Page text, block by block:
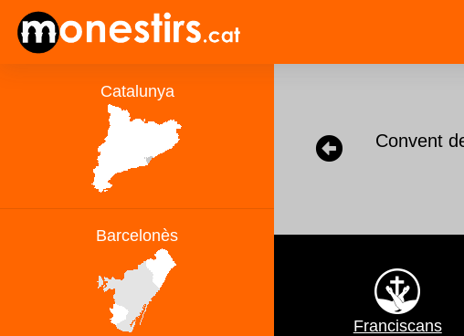
Convent
Franciscans